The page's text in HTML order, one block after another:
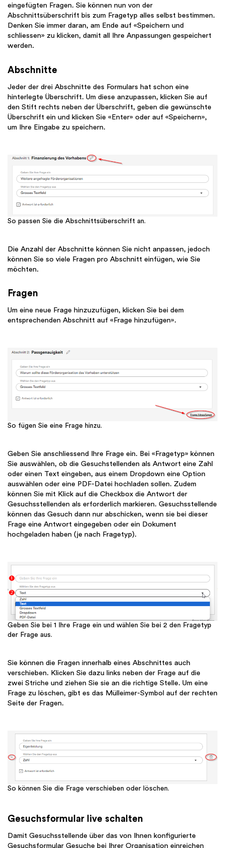
eingefügten Fragen. Sie können nun von der
Abschnittsüberschrift bis zum Fragetyp alles selbst bestimmen.
Denken Sie immer daran, am Ende auf «Speichern und
schliessen» zu klicken, damit all Ihre Anpassungen gespeichert
werden.
Abschnitte
Jeder der drei Abschnitte des Formulars hat schon eine
hinterlegte Überschrift. Um diese anzupassen, klicken Sie auf
den Stift rechts neben der Überschrift, geben die gewünschte
Überschrift ein und klicken Sie «Enter» oder auf «Speichern»,
um Ihre Eingabe zu speichern.
So passen Sie die Abschnittsüberschrift an.
Die Anzahl der Abschnitte können Sie nicht anpassen, jedoch
können Sie so viele Fragen pro Abschnitt einfügen, wie Sie
möchten.
Fragen
Um eine neue Frage hinzuzufügen, klicken Sie bei dem
entsprechenden Abschnitt auf «Frage hinzufügen».
So fügen Sie eine Frage hinzu.
Geben Sie anschliessend Ihre Frage ein. Bei «Fragetyp» können
Sie auswählen, ob die Gesuchstellenden als Antwort eine Zahl
oder einen Text eingeben, aus einem Dropdown eine Option
auswählen oder eine PDF-Datei hochladen sollen. Zudem
können Sie mit Klick auf die Checkbox die Antwort der
Gesuchsstellenden als erforderlich markieren. Gesuchsstellende
können das Gesuch dann nur abschicken, wenn sie bei dieser
Frage eine Antwort eingegeben oder ein Dokument
hochgeladen haben (je nach Fragetyp).
Geben Sie bei 1 Ihre Frage ein und wählen Sie bei 2 den Fragetyp
der Frage aus.
Sie können die Fragen innerhalb eines Abschnittes auch
verschieben. Klicken Sie dazu links neben der Frage auf die
zwei Striche und ziehen Sie sie an die richtige Stelle. Um eine
Frage zu löschen, gibt es das Mülleimer-Symbol auf der rechten
Seite der Fragen.
So können Sie die Frage verschieben oder löschen.
Gesuchsformular live schalten
Damit Gesuchsstellende über das von Ihnen konfigurierte
Gesuchsformular Gesuche bei Ihrer Organisation einreichen